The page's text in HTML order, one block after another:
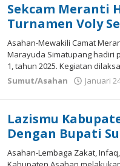
Januari
2025
oleh
Bonawi
Sihombing
Sekcam Meranti
Turnamen Voly
Asahan-Mewakili Camat
Marayuda Simatupang hadiri
1, tahun 2025. Kegiatan
Sumut/Asahan
Januari
Lazismu
Dengan Bupati
Asahan-Lembaga Zakat,